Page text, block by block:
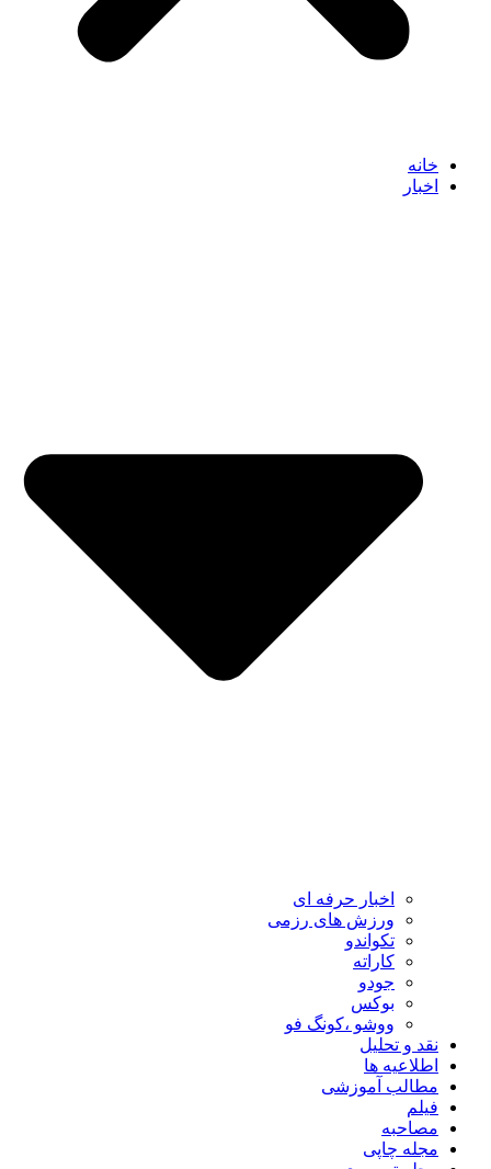
خانه
اخبار
اخبار حرفه ای
ورزش های رزمی
تکواندو
کاراته
جودو
بوکس
ووشو ،کونگ فو
نقد و تحلیل
اطلاعیه ها
مطالب آموزشی
فیلم
مصاحبه
مجله چاپی